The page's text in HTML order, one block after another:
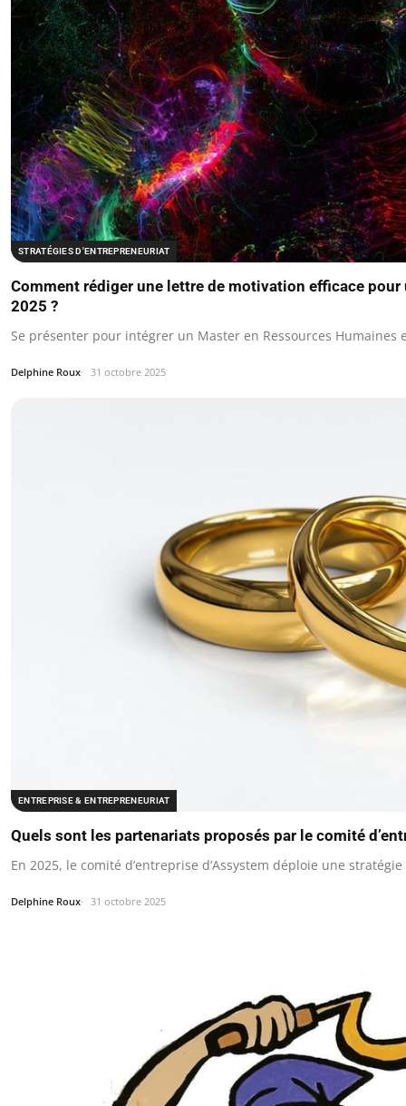
STRATÉGIES D'ENTREPRENEURIAT
Comment rédiger une lettre de motivation efficace
2025 ?
Se présenter pour intégrer un Master en Ressources
Delphine Roux 31 octobre 2025
ENTREPRISE & ENTREPRENEURIAT
Quels sont les partenariats proposés par le comité
En 2025, le comité d’entreprise d’Assystem déploie une
Delphine Roux 31 octobre 2025